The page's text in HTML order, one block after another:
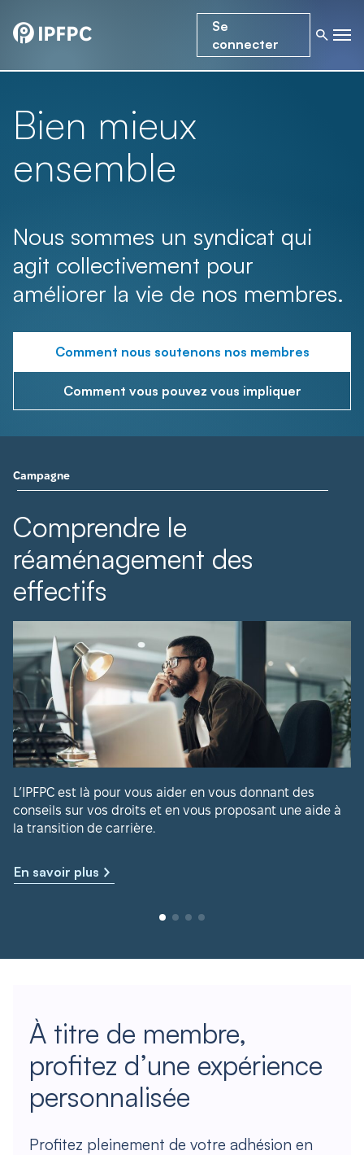
Se
connecter
Bien mieux
ensemble
Nous sommes un syndicat qui
agit collectivement pour
améliorer la vie de nos membres.
Comment nous soutenons nos membres
Comment vous pouvez vous impliquer
Campagne
Comprendre le
réaménagement des
effectifs
L’IPFPC est là pour vous aider en vous donnant des
conseils sur vos droits et en vous proposant une aide à
la transition de carrière.
En savoir plus
À titre de membre,
profitez d’une expérience
personnalisée
Profitez pleinement de votre adhésion en